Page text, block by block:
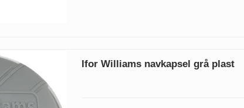
Ifor Williams navkapsel grå plast